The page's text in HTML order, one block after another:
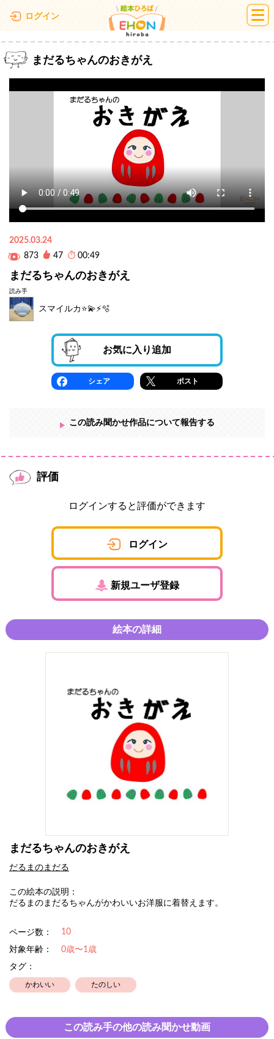
ログイン 絵本ひろば
まだるちゃんのおきがえ
2025.03.24
873
47 00:49
まだるちゃんのおきがえ
読み手
スマイルカ⭐️💫⚡️🫧
お気に入り追加
シェア ポスト
この読み聞かせ作品について報告する
評価
ログインすると評価ができます
ログイン
新規ユーザ登録
絵本の詳細
まだるちゃんのおきがえ
だるまのまだる
この絵本の説明：
だるまのまだるちゃんがかわいいお洋服に着替えます。
ページ数： 10
対象年齢：
0歳〜1歳
タグ：
かわいい たのしい
この読み手の他の読み聞かせ動画